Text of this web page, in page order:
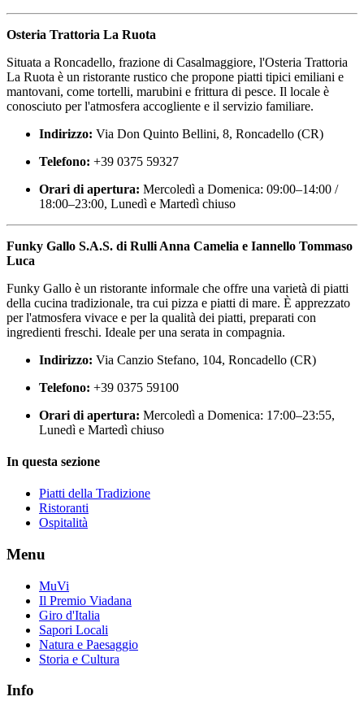
Osteria Trattoria La Ruota
Situata a Roncadello, frazione di Casalmaggiore, l'Osteria Trattoria
La Ruota è un ristorante rustico che propone piatti tipici emiliani e
mantovani, come tortelli, marubini e frittura di pesce. Il locale è
conosciuto per l'atmosfera accogliente e il servizio familiare.
Indirizzo: Via Don Quinto Bellini, 8, Roncadello (CR)
Telefono: +39 0375 59327
Orari di apertura: Mercoledì a Domenica: 09:00–14:00 /
18:00–23:00, Lunedì e Martedì chiuso
Funky Gallo S.A.S. di Rulli Anna Camelia e Iannello Tommaso
Luca
Funky Gallo è un ristorante informale che offre una varietà di piatti
della cucina tradizionale, tra cui pizza e piatti di mare. È apprezzato
per l'atmosfera vivace e per la qualità dei piatti, preparati con
ingredienti freschi. Ideale per una serata in compagnia.
Indirizzo: Via Canzio Stefano, 104, Roncadello (CR)
Telefono: +39 0375 59100
Orari di apertura: Mercoledì a Domenica: 17:00–23:55,
Lunedì e Martedì chiuso
In questa sezione
Piatti della Tradizione
Ristoranti
Ospitalità
Menu
MuVi
Il Premio Viadana
Giro d'Italia
Sapori Locali
Natura e Paesaggio
Storia e Cultura
Info